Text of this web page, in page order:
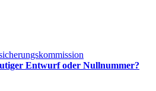
Entwurf oder Nullnummer?